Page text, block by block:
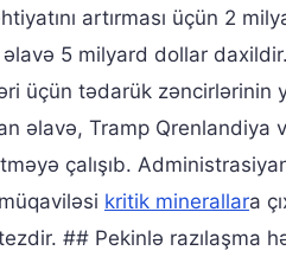
artırması üçün 2
5 milyard dollar
üçün tədarük zəncirlərinin
əlavə, Tramp Qrenlandiya
çalışıb.
kritik minerallara
## Pekinlə razılaşma